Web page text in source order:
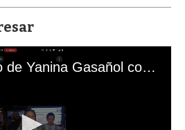
El mal momento de Yanina Gasañol con un hincha argentino en "Subrayado"